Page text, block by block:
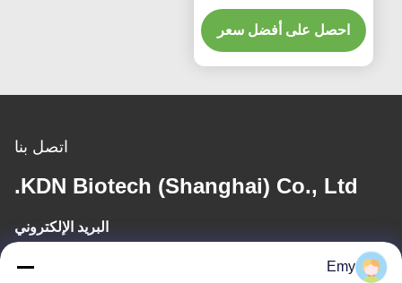
لمستشفى الجينز المنزلي
احصل على أفضل سعر
اتصل بنا
KDN Biotech (Shanghai) Co., Ltd.
البريد الإلكتروني
panxy@vlandgroup.com
Emy